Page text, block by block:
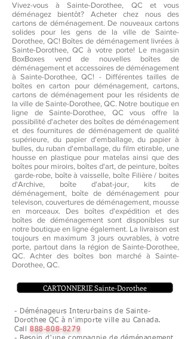
Vivez-vous à Sainte-Dorothee, QC et vous
déménagez bientôt? Acheter chez nous des
cartons de déménagement. De nouveaux cartons
solides pour les gens de la ville de Sainte-
Dorothee, QC! Boîtes de déménagement livrées à
Sainte-Dorothee, QC à votre porte! Le magasin
BoxBoxes vend de nouvelles boîtes de
déménagement et accessoires de déménagement
à Sainte-Dorothee, QC! - Différentes tailles de
boîtes en carton pour déménagement, cartons,
cartons de déménagement pour les résidents de
la ville de Sainte-Dorothee, QC. Notre boutique en
ligne de Sainte-Dorothee, QC vous offre la
possibilité d'acheter des boîtes de déménagement
et des fournitures de déménagement de qualité
supérieure, du papier d'emballage, du papier à
bulles, du ruban d'emballage, du film etirable, une
housse en plastique pour matelas ainsi que des
boîtes pour miroirs, boîtes d'art, de peinture, boîtes
garde-robe, boîte à vaisselle, boîte Filière / boites
d'Archive, boîte d'abat-jour, kits de
déménagement, boîte de déménagement pour
televison, couvertures de déménagement, mousse
en morceaux. Des boîtes d'expédition et des
boîtes de déménagement sont disponibles sur
notre boutique en ligne également. La livraison est
toujours en maximum 3 jours ouvrables, à votre
porte, partout dans la région de Sainte-Dorothee,
QC. Achter des boîtes bon marché à Sainte-
Dorothee, QC.
- Déménageurs Interurbains de Sainte-
Dorothee QC à n'importe ville au Canada.
Call 888-808-8279
CARTONNERIE Sainte-Dorothee